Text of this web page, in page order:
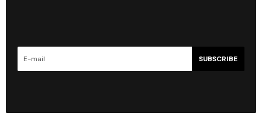
SUBSCRIBE